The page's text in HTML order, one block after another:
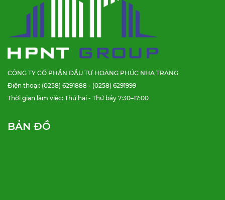
CÔNG TY CỔ PHẦN ĐẦU TƯ HOÀNG PHÚC NHA TRANG
Điện thoại: (0258) 6291888 - (0258) 6291999
Thời gian làm việc: Thứ hai - Thứ bảy 7:30–17:00
BẢN ĐỒ